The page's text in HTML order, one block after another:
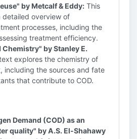
by Metcalf & Eddy: This
detailed overview of
processes, including the
treatment efficiency.
by Stanley E.
explores the chemistry of
including the sources and fate
that contribute to COD.
Demand (COD) as an
quality" by A.S. El-Shahawy